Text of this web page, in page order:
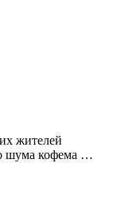
жителей
шума кофема …